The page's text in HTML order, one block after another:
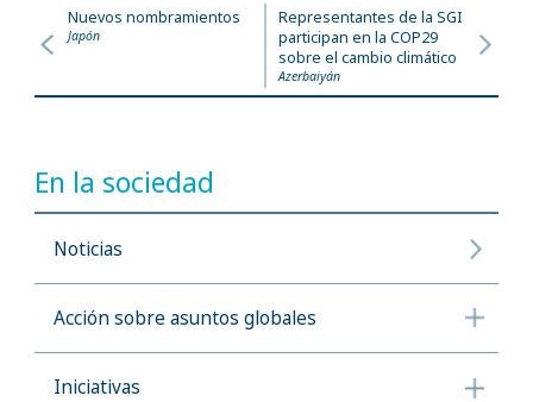
Nuevos nombramientos
Japón
Representantes de la SGI
participan en la COP29
sobre el cambio climático
Azerbaiyán
En la sociedad
Noticias
Acción sobre asuntos globales
Iniciativas